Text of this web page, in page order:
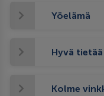
Yöelämä
Hyvä tietää
Kolme